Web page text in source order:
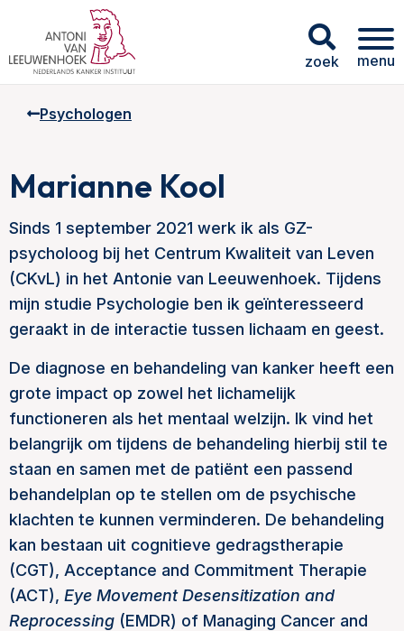
zoek menu
Psychologen
Marianne Kool
Sinds 1 september 2021 werk ik als GZ-
psycholoog bij het Centrum Kwaliteit van Leven
(CKvL) in het Antonie van Leeuwenhoek. Tijdens
mijn studie Psychologie ben ik geïnteresseerd
geraakt in de interactie tussen lichaam en geest.
De diagnose en behandeling van kanker heeft een
grote impact op zowel het lichamelijk
functioneren als het mentaal welzijn. Ik vind het
belangrijk om tijdens de behandeling hierbij stil te
staan en samen met de patiënt een passend
behandelplan op te stellen om de psychische
klachten te kunnen verminderen. De behandeling
kan bestaan uit cognitieve gedragstherapie
(CGT), Acceptance and Commitment Therapie
(ACT), Eye Movement Desensitization and
Reprocessing (EMDR) of Managing Cancer and